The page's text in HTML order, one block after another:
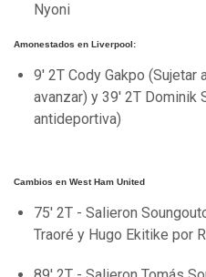
Nyoni
Amonestados en Liverpool:
9' 2T Cody Gakpo (Sujetar
avanzar) y 39' 2T Dominik
antideportiva)
Cambios en West Ham United
75' 2T - Salieron
Traoré y Hugo Ekitike por